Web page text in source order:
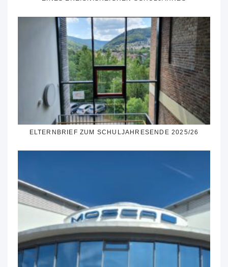
ELTERNBRIEF ZUM SCHULJAHRESENDE 2025/26